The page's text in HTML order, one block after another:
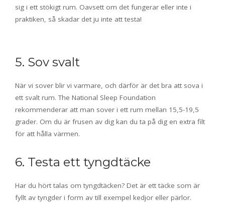
sig i ett stökigt rum. Oavsett om det fungerar eller inte i
praktiken, så skadar det ju inte att testa!
5. Sov svalt
När vi sover blir vi varmare, och därför är det bra att sova i
ett svalt rum. The National Sleep Foundation
rekommenderar att man sover i ett rum mellan 15,5-19,5
grader. Om du är frusen av dig kan du ta på dig en extra filt
för att hålla värmen.
6. Testa ett tyngdtäcke
Har du hört talas om tyngdtäcken? Det är ett täcke som är
fyllt av tyngder i form av till exempel kedjor eller pärlor.